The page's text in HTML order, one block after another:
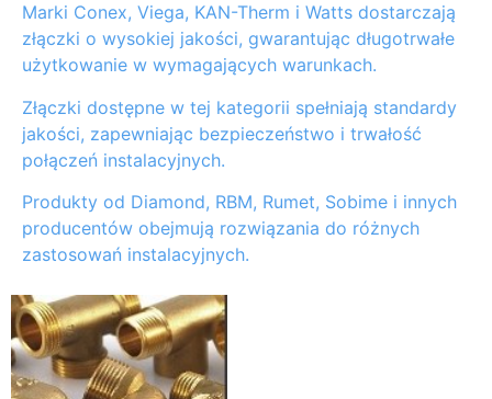
Marki Conex, Viega, KAN-Therm i Watts dostarczają
złączki o wysokiej jakości, gwarantując długotrwałe
użytkowanie w wymagających warunkach.
Złączki dostępne w tej kategorii spełniają standardy
jakości, zapewniając bezpieczeństwo i trwałość
połączeń instalacyjnych.
Produkty od Diamond, RBM, Rumet, Sobime i innych
producentów obejmują rozwiązania do różnych
zastosowań instalacyjnych.